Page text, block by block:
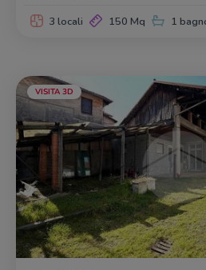
3 locali 150 Mq 1
VISITA 3D